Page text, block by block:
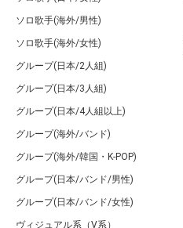
ソロ歌手(海外/男性)
ソロ歌手(海外/女性)
グループ(日本/2人組)
グループ(日本/3人組)
グループ(日本/4人組以上)
グループ(海外/バンド)
グループ(海外/韓国・K-POP)
グループ(日本/バンド/男性)
グループ(日本/バンド/女性)
ヴィジュアル系（V系）